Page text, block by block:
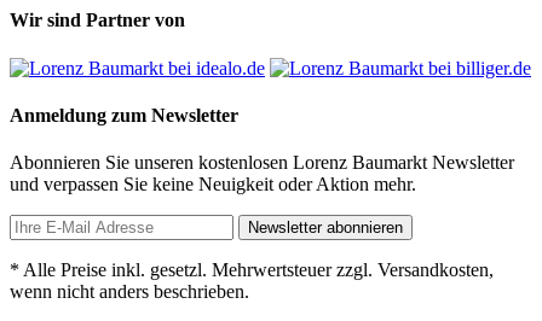
Wir sind Partner von
Anmeldung zum Newsletter
Abonnieren Sie unseren kostenlosen Lorenz Baumarkt Newsletter
und verpassen Sie keine Neuigkeit oder Aktion mehr.
Newsletter abonnieren
* Alle Preise inkl. gesetzl. Mehrwertsteuer zzgl. Versandkosten,
wenn nicht anders beschrieben.